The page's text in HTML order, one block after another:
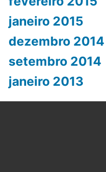
janeiro 2015
dezembro 2014
setembro 2014
janeiro 2013